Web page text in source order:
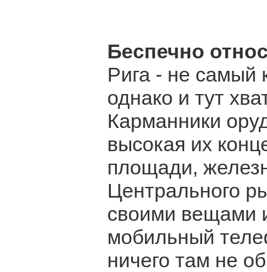
Беспечно
Рига - не самый
однако и тут
Карманники
высокая их
площади,
Центрального
своими вещами
мобильный
ничего там не